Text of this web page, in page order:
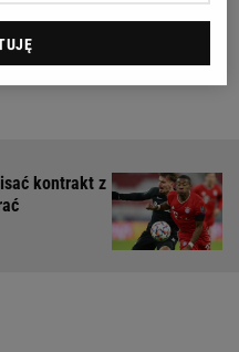
jest
[SEKCJA
kontrakt z